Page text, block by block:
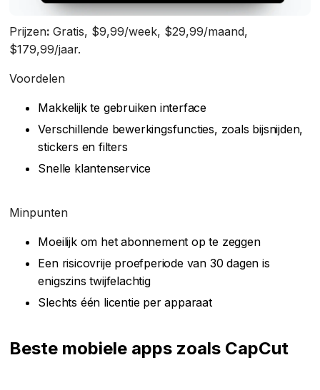
Prijzen:Gratis, $9,99/week, $29,99/maand,
$179,99/jaar.
Voordelen
Makkelijk te gebruiken interface
Verschillende bewerkingsfuncties, zoals bijsnijden,
stickers en filters
Snelle klantenservice
Minpunten
Moeilijk om het abonnement op te zeggen
Een risicovrije proefperiode van 30 dagen is
enigszins twijfelachtig
Slechts één licentie per apparaat
Beste mobiele apps zoals CapCut